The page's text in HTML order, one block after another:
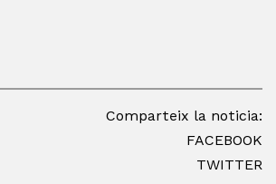
Comparteix la noticia:
FACEBOOK
TWITTER